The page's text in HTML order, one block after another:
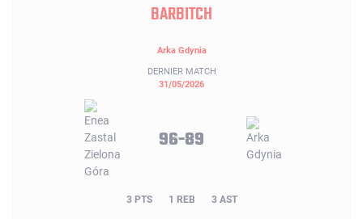
BARBITCH
Arka Gdynia
DERNIER MATCH
31/05/2026
96-89
3 PTS 1 REB 3 AST